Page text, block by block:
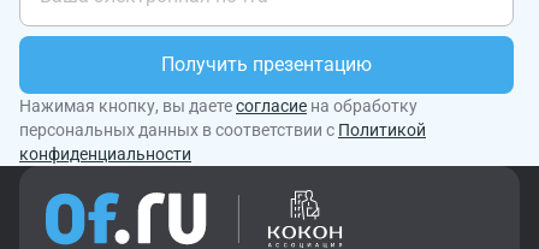
Получить презентацию
Нажимая кнопку, вы даетесогласие на обработку
персональных данных в соответствии с Политикой
конфиденциальности